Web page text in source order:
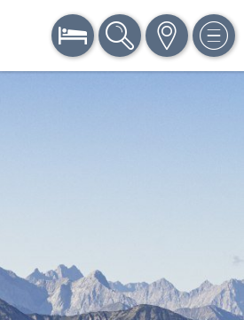
BUCHEN SUCHE KARTE MENÜ